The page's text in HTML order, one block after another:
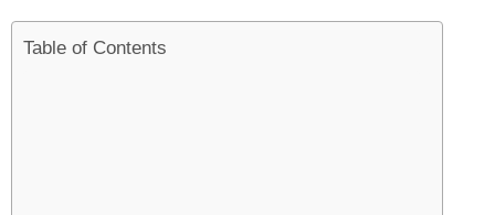
Table of Contents